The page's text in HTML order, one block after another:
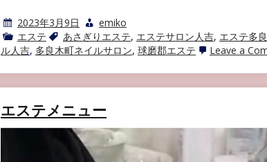
2023年3月9日
emiko
エステ
あさぎりエステ, エステサロン人吉, エステ多
ル人吉, 多良木町ネイルサロン, 球磨郡エステ Leave a
エステメニュー